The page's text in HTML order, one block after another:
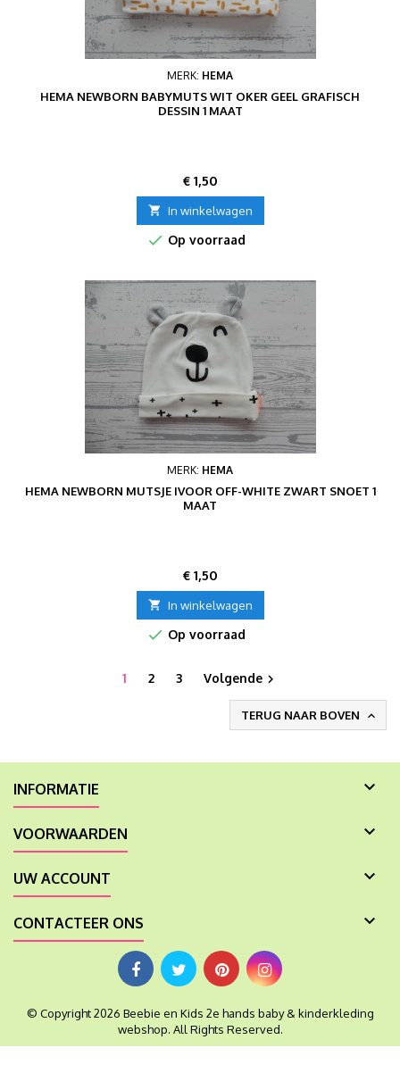
MERK: HEMA
HEMA NEWBORN BABYMUTS WIT OKER GEEL GRAFISCH
DESSIN 1 MAAT
Prijs
€ 1,50
 In winkelwagen
 Op voorraad
MERK: HEMA
HEMA NEWBORN MUTSJE IVOOR OFF-WHITE ZWART SNOET 1
MAAT
Prijs
€ 1,50
 In winkelwagen
 Op voorraad
1 2 3 Volgende
TERUG NAAR BOVEN 
INFORMATIE 
VOORWAARDEN 
UW ACCOUNT 
CONTACTEER ONS 
© Copyright 2026 Beebie en Kids 2e hands baby & kinderkleding
webshop. All Rights Reserved.